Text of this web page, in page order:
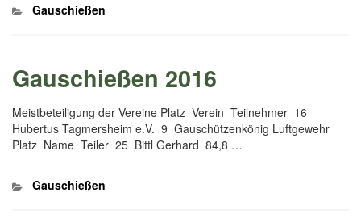
Kategorien
Gauschießen
Gauschießen 2016
Meistbeteiligung der Vereine Platz Verein Teilnehmer 16
Hubertus Tagmersheim e.V. 9 Gauschützenkönig Luftgewehr
Platz Name Teiler 25 Bittl Gerhard 84,8 …
Kategorien
Gauschießen